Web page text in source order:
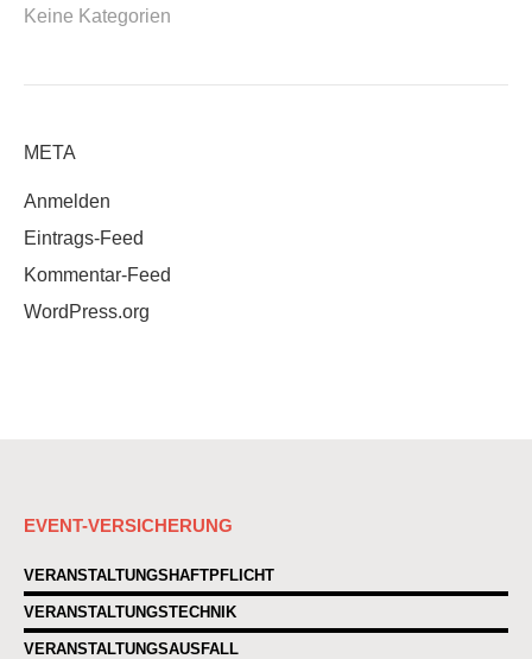
Keine Kategorien
META
Anmelden
Eintrags-Feed
Kommentar-Feed
WordPress.org
EVENT-VERSICHERUNG
VERANSTALTUNGSHAFTPFLICHT
VERANSTALTUNGSTECHNIK
VERANSTALTUNGSAUSFALL